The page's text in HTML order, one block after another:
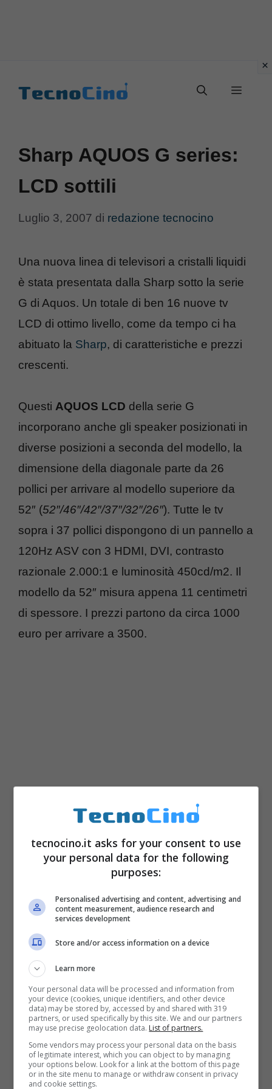
Menu
Sharp AQUOS G series:
LCD sottili
Luglio 3, 2007 di redazione tecnocino
Una nuova linea di televisori a cristalli liquidi
è stata presentata dalla Sharp sotto la serie
G di Aquos. Un totale di ben 16 nuove tv
LCD di ottimo livello, come da tempo ci ha
abituato la Sharp, di caratteristiche e prezzi
crescenti.
Questi AQUOS LCD della serie G
incorporano anche gli speaker posizionati in
diverse posizioni a seconda del modello, la
dimensione della diagonale parte da 26
pollici per arrivare al modello superiore da
52″ (52″/46″/42″/37″/32″/26″). Tutte le tv
sopra i 37 pollici dispongono di un pannello a
120Hz ASV con 3 HDMI, DVI, contrasto
razionale 2.000:1 e luminosità 450cd/m2. Il
modello da 52″ misura appena 11 centimetri
di spessore. I prezzi partono da circa 1000
euro per arrivare a 3500.
tecnocino.it asks for your consent to use
your personal data for the following
purposes:
Personalised advertising and content, advertising and
content measurement, audience research and
services development
Store and/or access information on a device
Learn more
Your personal data will be processed and information from
your device (cookies, unique identifiers, and other device
data) may be stored by, accessed by and shared with 319
partners, or used specifically by this site. We and our partners
may use precise geolocation data. List of partners.
Some vendors may process your personal data on the basis
of legitimate interest, which you can object to by managing
your options below. Look for a link at the bottom of this page
or in the site menu to manage or withdraw consent in privacy
and cookie settings.